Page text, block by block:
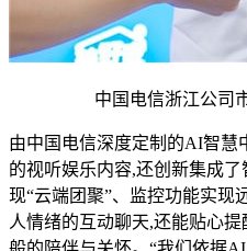
中国电信浙江公司
由中国电信深度定制的AI智慧
的视听娱乐内容,还创新集成
现“云端团聚”、监控功能实现
人情绪的互动聊天,还能贴心